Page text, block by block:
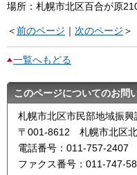
場所：札幌市北区百合が原
＜前のページ ｜ 次のページ ＞
一覧へもどる
このページについてのお問
札幌市北区市民部地域振興
〒001-8612 札幌市北区
電話番号：011-757-2407
ファクス番号：011-747-